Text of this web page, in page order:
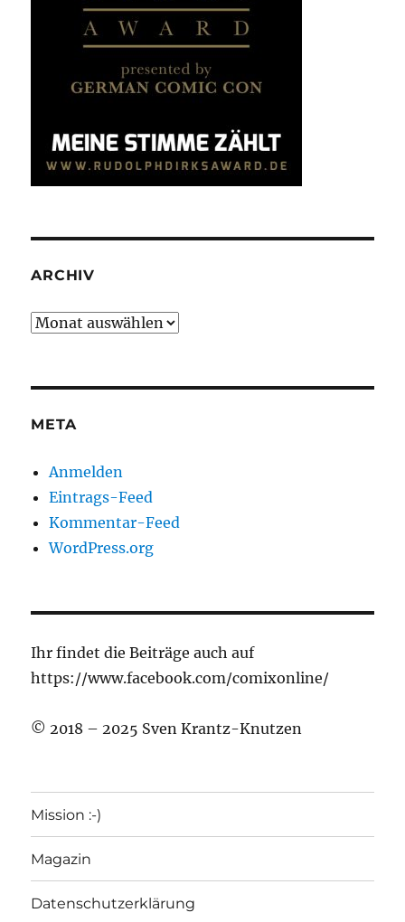
ARCHIV
Archiv
META
Anmelden
Eintrags-Feed
Kommentar-Feed
WordPress.org
Ihr findet die Beiträge auch auf
https://www.facebook.com/comixonline/
© 2018 – 2025 Sven Krantz-Knutzen
Mission :-)
Magazin
Datenschutzerklärung